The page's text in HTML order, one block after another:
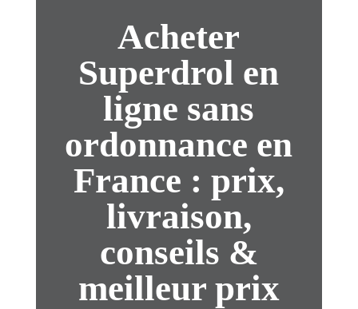
Acheter
Superdrol en
ligne sans
ordonnance en
France : prix,
livraison,
conseils &
meilleur prix